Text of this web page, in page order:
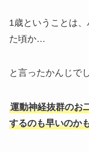
1歳ということは
た頃か…
と言ったかんじで
運動神経抜群のお
するのも早いのか